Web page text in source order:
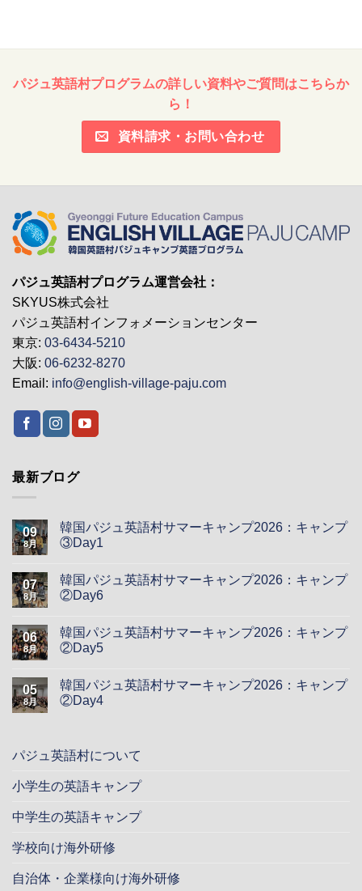
パジュ英語村プログラムの詳しい資料やご質問はこちらか
ら！
資料請求・お問い合わせ
パジュ英語村プログラム運営会社：
SKYUS株式会社
パジュ英語村インフォメーションセンター
東京: 03-6434-5210
大阪: 06-6232-8270
Email: info@english-village-paju.com
最新ブログ
09
8月
韓国パジュ英語村サマーキャンプ2026：キャンプ
③Day1
07
8月
韓国パジュ英語村サマーキャンプ2026：キャンプ
②Day6
06
8月
韓国パジュ英語村サマーキャンプ2026：キャンプ
②Day5
05
8月
韓国パジュ英語村サマーキャンプ2026：キャンプ
②Day4
パジュ英語村について
小学生の英語キャンプ
中学生の英語キャンプ
学校向け海外研修
自治体・企業様向け海外研修